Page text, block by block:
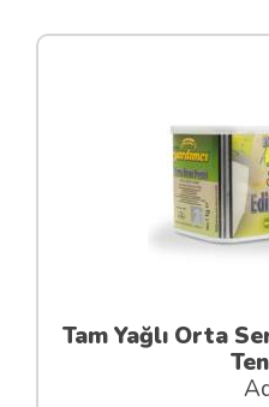
Tam Yağlı Orta